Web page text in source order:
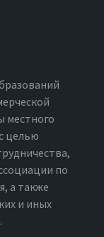
местного
целью
по
а также
и иных